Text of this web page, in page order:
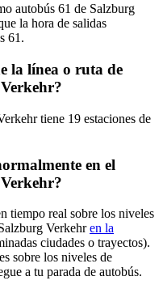
autobús 61 de Salzburg
la hora de salidas
61.
la línea o ruta de
tiene 19 estaciones de
en el
tiempo real sobre los niveles
Verkehren la
ciudades o trayectos).
sobre los niveles de
a tu parada de autobús.